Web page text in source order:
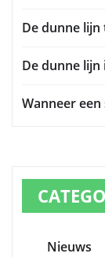
De dunne
De dunne lijn
Wanneer
Nieuws